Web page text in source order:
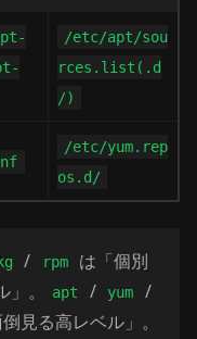
/etc/apt/sou
rces.list(.d
/)
/etc/yum.rep
os.d/
/ rpm
は「個別
。
apt / yum /
見る高レベル」。